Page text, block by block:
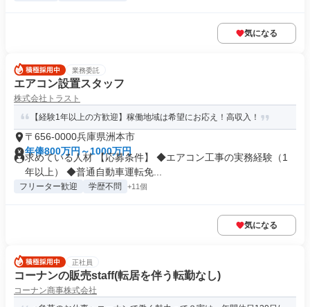
気になる
業務委託
エアコン設置スタッフ
株式会社トラスト
【経験1年以上の方歓迎】稼働地域は希望にお応え！高収入！
〒656-0000兵庫県洲本市
年俸800万円～1000万円
求めている人材 【応募条件】 ◆エアコン工事の実務経験（1
年以上） ◆普通自動車運転免...
フリーター歓迎 学歴不問 +11個
気になる
正社員
コーナンの販売staff(転居を伴う転勤なし)
コーナン商事株式会社